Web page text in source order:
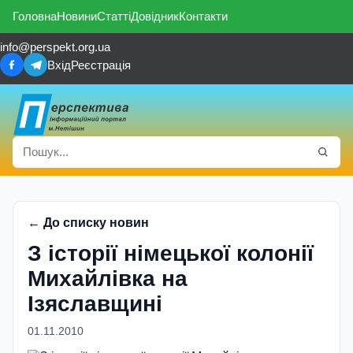
ГоловнаНовиниСтаттіДовідникКонтакти
info@perspekt.org.ua
ВхідРеєстрація
← До списку новин
З історії німецької колонії
Михайлівка на
Ізяславщині
01.11.2010